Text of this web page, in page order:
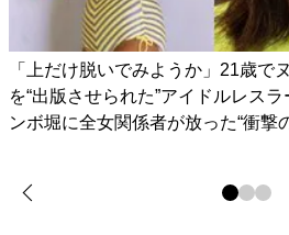
「上だけ脱いでみようか」21歳で
を“出版させられた”アイドルレス
ンボ堀に全女関係者が放った“衝撃